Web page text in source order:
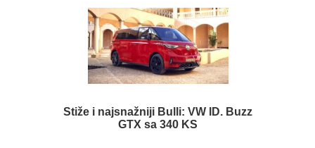
Stiže i najsnažniji Bulli: VW ID. Buzz
GTX sa 340 KS